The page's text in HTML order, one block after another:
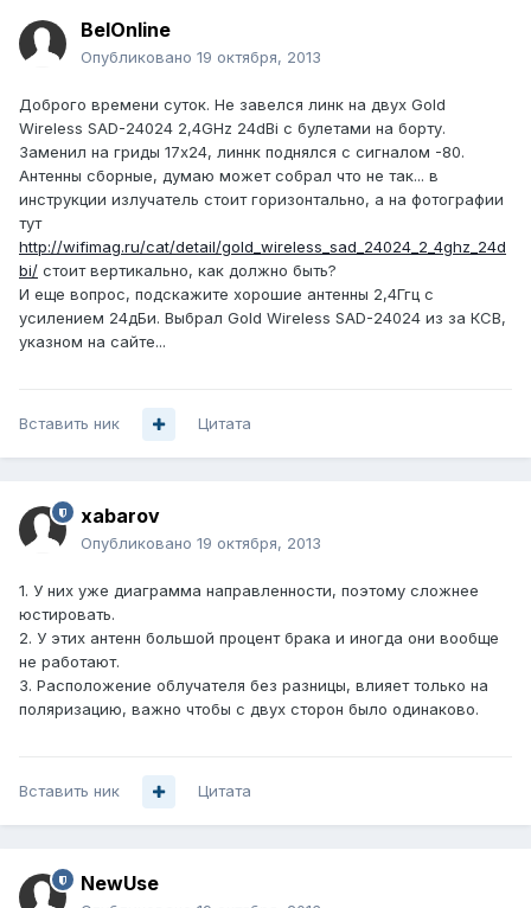
BelOnline
Опубликовано 19 октября, 2013
Доброго времени суток. Не завелся линк на двух Gold
Wireless SAD-24024 2,4GHz 24dBi с булетами на борту.
Заменил на гриды 17х24, линнк поднялся с сигналом -80.
Антенны сборные, думаю может собрал что не так... в
инструкции излучатель стоит горизонтально, а на фотографии
тут
http://wifimag.ru/cat/detail/gold_wireless_sad_24024_2_4ghz_24d
bi/ стоит вертикально, как должно быть?
И еще вопрос, подскажите хорошие антенны 2,4Ггц с
усилением 24дБи. Выбрал Gold Wireless SAD-24024 из за КСВ,
указном на сайте...
Вставить ник Цитата
xabarov
Опубликовано 19 октября, 2013
1. У них уже диаграмма направленности, поэтому сложнее
юстировать.
2. У этих антенн большой процент брака и иногда они вообще
не работают.
3. Расположение облучателя без разницы, влияет только на
поляризацию, важно чтобы с двух сторон было одинаково.
Вставить ник Цитата
NewUse